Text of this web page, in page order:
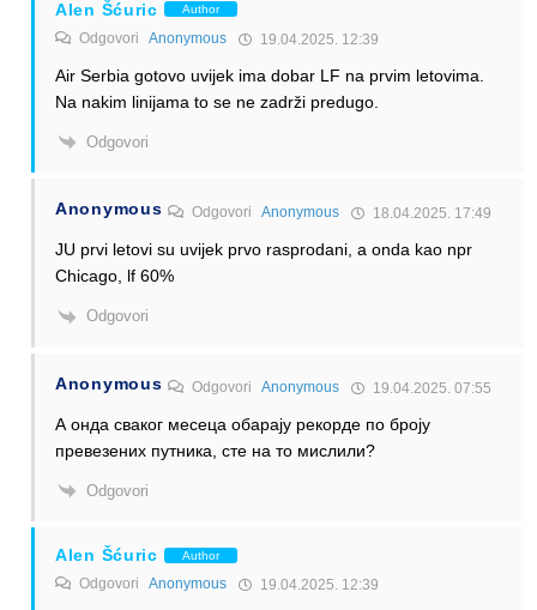
Alen Šćuric Author
Odgovori Anonymous 19.04.2025. 12:39
Air Serbia gotovo uvijek ima dobar LF na prvim letovima.
Na nakim linijama to se ne zadrži predugo.
Odgovori
Anonymous OdgovoriAnonymous 18.04.2025. 17:49
JU prvi letovi su uvijek prvo rasprodani, a onda kao npr
Chicago, lf 60%
Odgovori
Anonymous OdgovoriAnonymous 19.04.2025. 07:55
А онда сваког месеца обарају рекорде по броју
превезених путника, сте на то мислили?
Odgovori
Alen Šćuric Author
Odgovori Anonymous 19.04.2025. 12:39